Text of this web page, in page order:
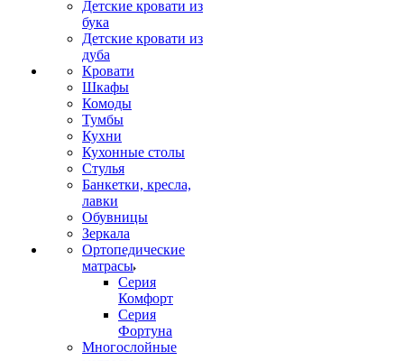
Детские кровати из
бука
Детские кровати из
дуба
Кровати
Шкафы
Комоды
Тумбы
Кухни
Кухонные столы
Стулья
Банкетки, кресла,
лавки
Обувницы
Зеркала
Ортопедические
матрасы
Серия
Комфорт
Серия
Фортуна
Многослойные